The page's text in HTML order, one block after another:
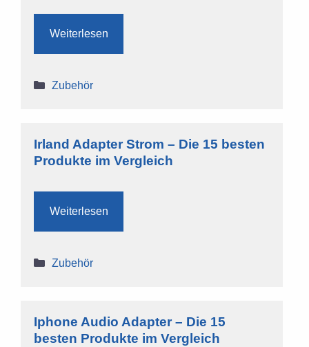
Weiterlesen
Kategorien
Zubehör
Irland Adapter Strom – Die 15 besten
Produkte im Vergleich
Weiterlesen
Kategorien
Zubehör
Iphone Audio Adapter – Die 15
besten Produkte im Vergleich